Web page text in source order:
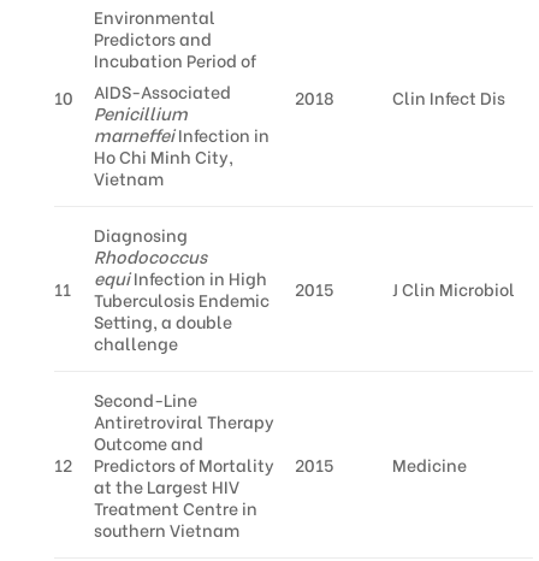
10
Environmental
Predictors and
Incubation Period of
AIDS-Associated
Penicillium
marneffeiInfection in
Ho Chi Minh City,
Vietnam
2018 Clin Infect Dis
11
Diagnosing
Rhodococcus
equiInfection in High
Tuberculosis Endemic
Setting, a double
challenge
2015 J Clin Microbiol
12
Second-Line
Antiretroviral Therapy
Outcome and
Predictors of Mortality
at the Largest HIV
Treatment Centre in
southern Vietnam
2015 Medicine